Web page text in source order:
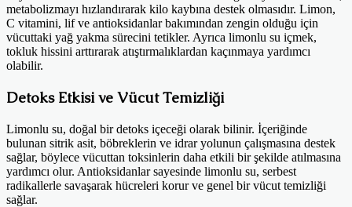
metabolizmayı hızlandırarak kilo kaybına destek olmasıdır. Limon,
C vitamini, lif ve antioksidanlar bakımından zengin olduğu için
vücuttaki yağ yakma sürecini tetikler. Ayrıca limonlu su içmek,
tokluk hissini arttırarak atıştırmalıklardan kaçınmaya yardımcı
olabilir.
Detoks Etkisi ve Vücut Temizliği
Limonlu su, doğal bir detoks içeceği olarak bilinir. İçeriğinde
bulunan sitrik asit, böbreklerin ve idrar yolunun çalışmasına destek
sağlar, böylece vücuttan toksinlerin daha etkili bir şekilde atılmasına
yardımcı olur. Antioksidanlar sayesinde limonlu su, serbest
radikallerle savaşarak hücreleri korur ve genel bir vücut temizliği
sağlar.